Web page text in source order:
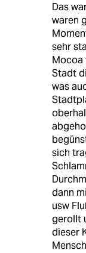
Das
waren
sehr
Mocoa
Stadt
was
sich
dann
usw
gerollt
dieser